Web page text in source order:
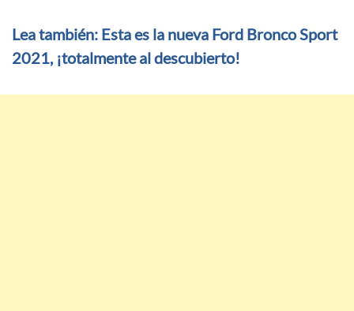
Lea también: Esta es la nueva Ford Bronco Sport
2021, ¡totalmente al descubierto!